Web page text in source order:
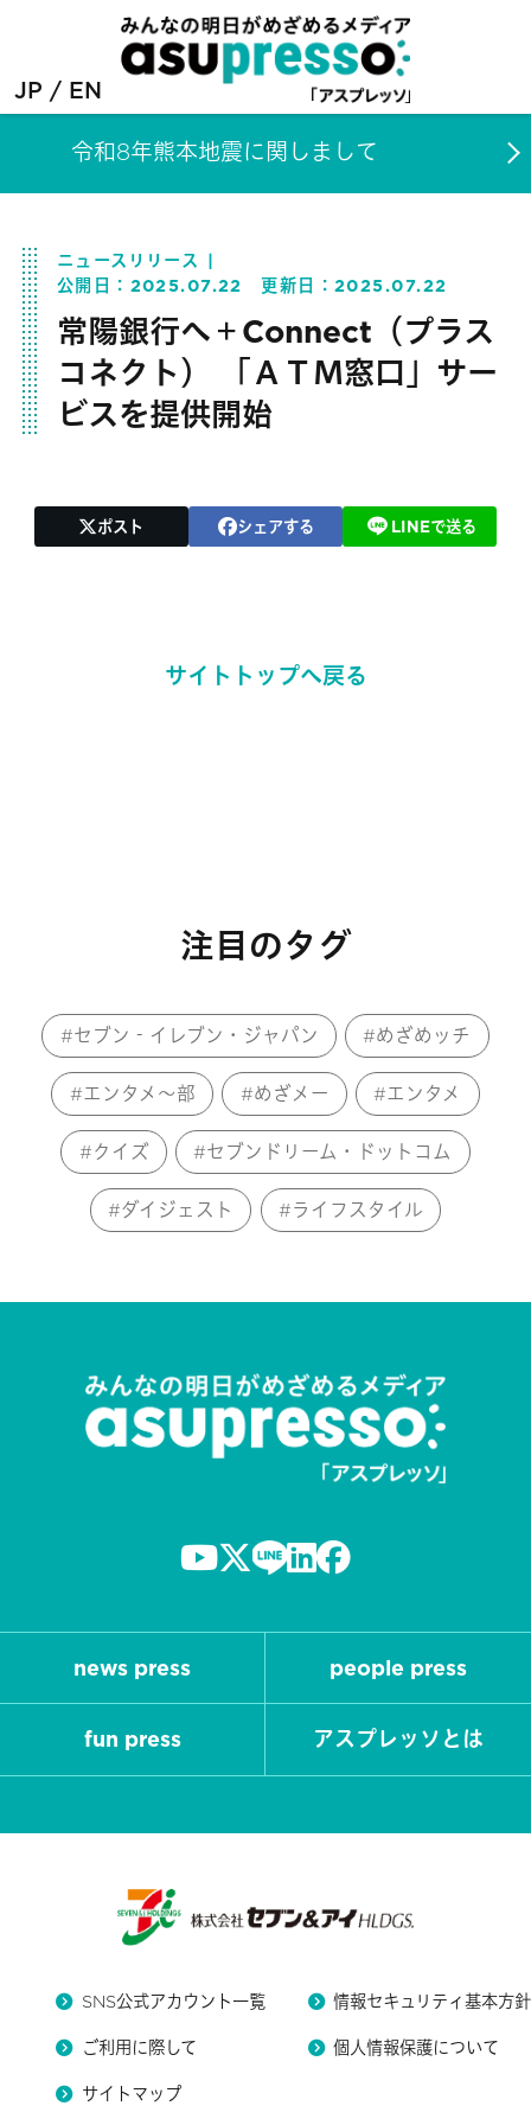
JP EN
令和8年熊本地震に関しまして
ニュースリリース
公開日： 2025.07.22 更新日：2025.07.22
常陽銀行へ＋Connect（プラス
コネクト） 「ＡＴＭ窓口」サー
ビスを提供開始
ポスト シェアする LINEで送る
サイトトップへ戻る
注目のタグ
セブン‐イレブン・ジャパン めざめッチ
エンタメ～部 めざメー エンタメ
クイズ セブンドリーム・ドットコム
ダイジェスト ライフスタイル
news press people press
fun press アスプレッソとは
SNS公式アカウント一覧 情報セキュリティ基本方針
ご利用に際して 個人情報保護について
サイトマップ